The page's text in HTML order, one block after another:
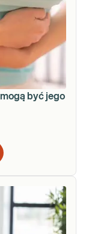
być jego